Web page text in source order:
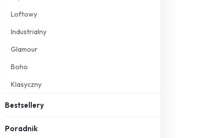
Loftowy
Industrialny
Glamour
Boho
Klasyczny
Bestsellery
Poradnik